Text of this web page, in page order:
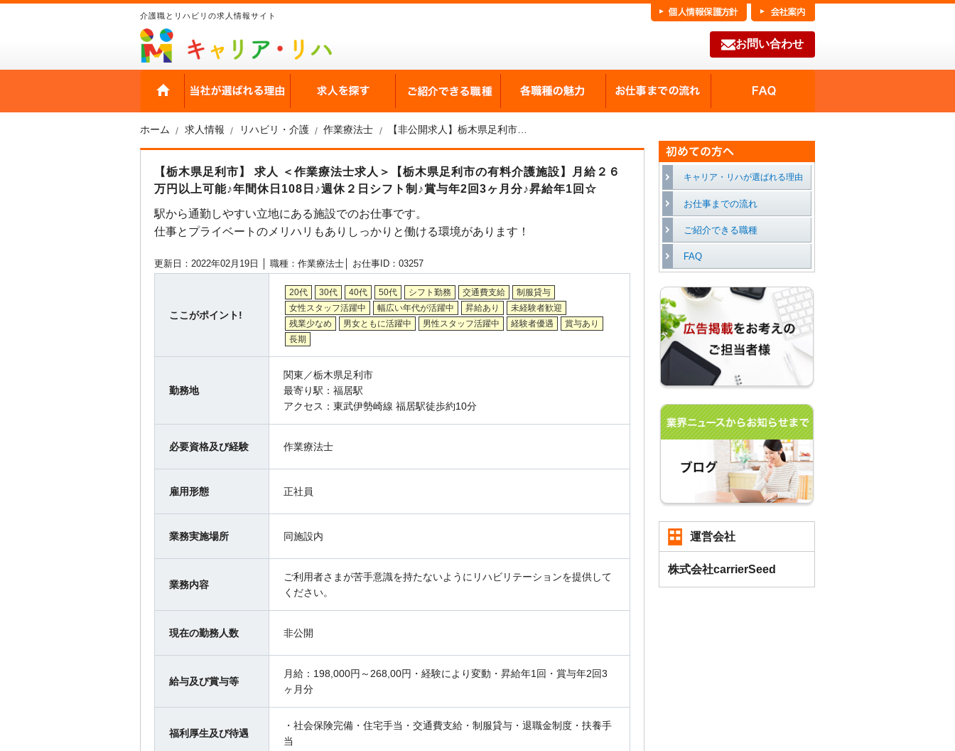
介護職とリハビリの求人情報サイト
お問い合わせ
当社が選ばれる理由 求人を探す ご紹介できる職種 各職種の魅力 お仕事までの流れ
ホーム 求人情報 リハビリ・介護 作業療法士
【栃木県足利市】 求人 ＜作業療法士求人＞【栃木県足利市の有料介護施設】月給２６
万円以上可能♪年間休日108日♪週休２日シフト制♪賞与年2回3ヶ月分♪昇給年1回☆
駅から通勤しやすい立地にある施設でのお仕事です。
仕事とプライベートのメリハリもありしっかりと働ける環境があります！
更新日：2022年02月19日 │ 職種：作業療法士│ お仕事ID：03257
ここがポイント!
20代 30代 40代 50代 シフト勤務 交通費支給
制服貸与
女性スタッフ活躍中
幅広い年代が活躍中 昇給あり
未経験者歓迎
残業少なめ
男女ともに活躍中 男性スタッフ活躍中 経験者優遇
賞与あり
長期
勤務地
関東／栃木県足利市
最寄り駅：福居駅
アクセス：東武伊勢崎線 福居駅徒歩約10分
必要資格及び経験 作業療法士
雇用形態 正社員
業務実施場所 同施設内
業務内容
ご利用者さまが苦手意識を持たないようにリハビリテーションを提供して
ください。
現在の勤務人数 非公開
給与及び賞与等
月給：198,000円～268,00円・経験により変動・昇給年1回・賞与年2回3
ヶ月分
福利厚生及び待遇
・社会保険完備・住宅手当・交通費支給・制服貸与・退職金制度・扶養手
当
キャリア・リハが選ばれる理由
お仕事までの流れ
ご紹介できる職種
FAQ
運営会社
株式会社carrierSeed